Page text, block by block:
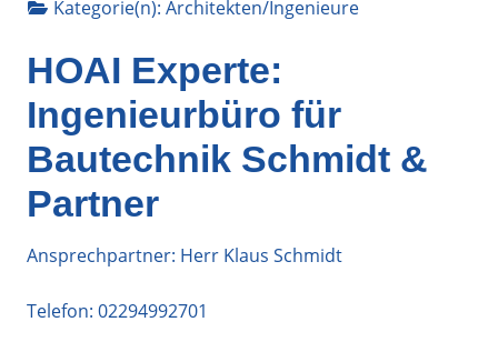
Kategorie(n): Architekten/Ingenieure
HOAI Experte:
Ingenieurbüro für
Bautechnik Schmidt &
Partner
Ansprechpartner: Herr Klaus Schmidt
Telefon: 02294992701